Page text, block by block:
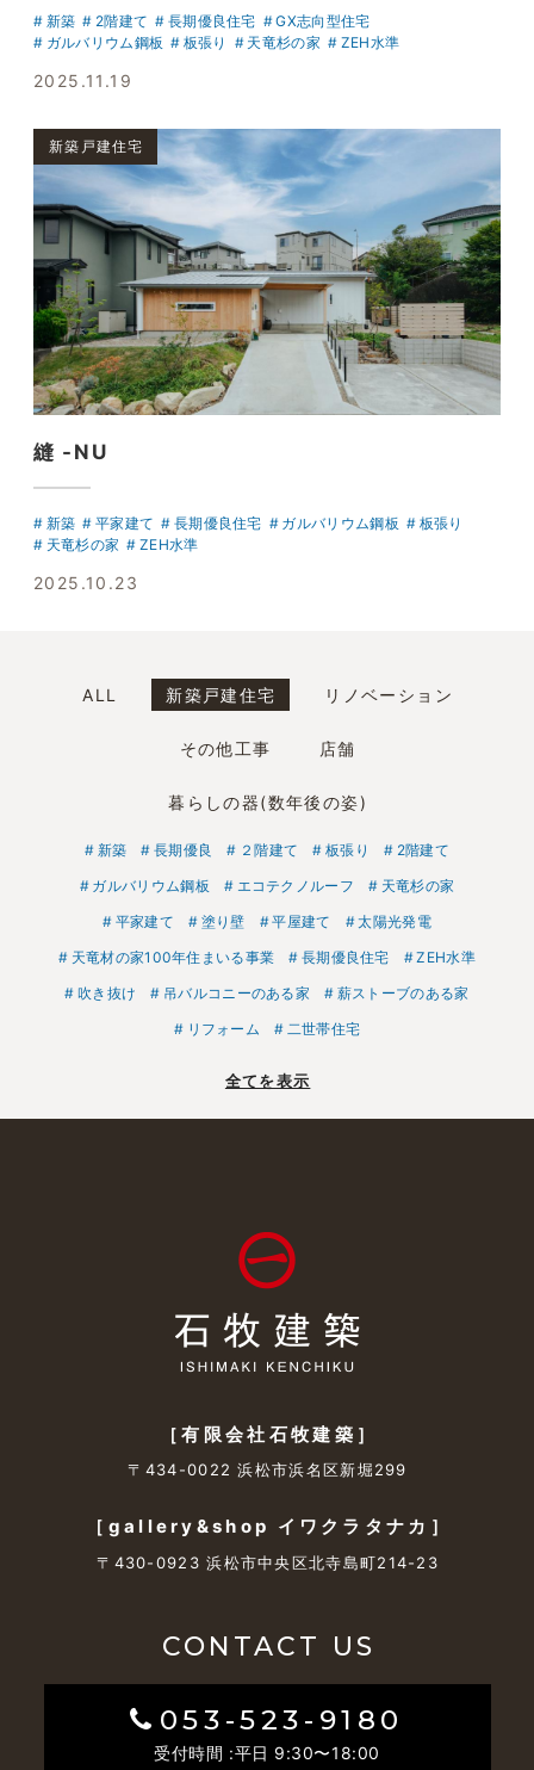
新築 2階建て 長期優良住宅
GX志向型住宅
ガルバリウム鋼板
板張り 天竜杉の家 ZEH水準
2025.11.19
新築戸建住宅
縫 -NU
新築 平家建て 長期優良住宅 ガルバリウム鋼板
板張り
天竜杉の家
ZEH水準
2025.10.23
ALL 新築戸建住宅 リノベーション
その他工事 店舗
暮らしの器(数年後の姿)
新築 長期優良 ２階建て 板張り
2階建て
ガルバリウム鋼板
エコテクノルーフ
天竜杉の家
平家建て
塗り壁 平屋建て
太陽光発電
天竜材の家100年住まいる事業
長期優良住宅
ZEH水準
吹き抜け
吊バルコニーのある家
薪ストーブのある家
リフォーム
二世帯住宅
全てを表示
［有限会社石牧建築］
〒434-0022 浜松市浜名区新堀299
［gallery&shop イワクラタナカ］
〒430-0923 浜松市中央区北寺島町214-23
CONTACT US
053-523-9180
受付時間 :平日 9:30〜18:00